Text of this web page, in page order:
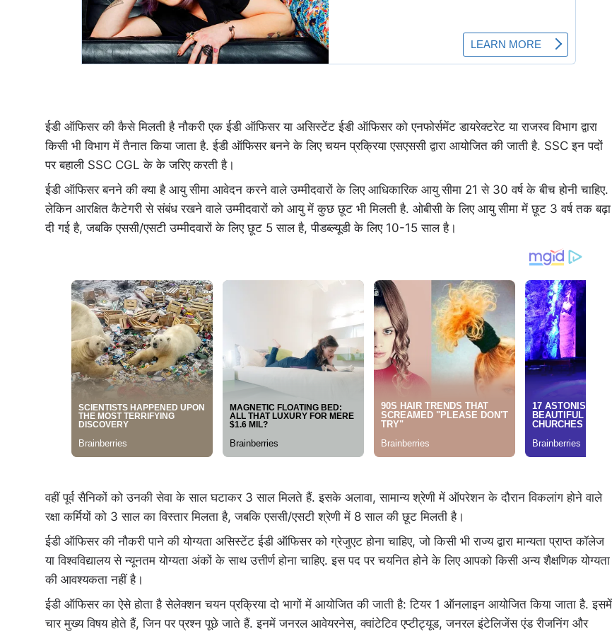
ईडी ऑफिसर की कैसे मिलती है नौकरी एक ईडी ऑफिसर या असिस्टेंट ईडी ऑफिसर को एनफोर्समेंट डायरेक्टरेट या राजस्व विभाग द्वारा
किसी भी विभाग में तैनात किया जाता है. ईडी ऑफिसर बनने के लिए चयन प्रक्रिया एसएससी द्वारा आयोजित की जाती है. SSC इन पदों
पर बहाली SSC CGL के के जरिए करती है।
ईडी ऑफिसर बनने की क्या है आयु सीमा आवेदन करने वाले उम्मीदवारों के लिए आधिकारिक आयु सीमा 21 से 30 वर्ष के बीच होनी चाहिए.
लेकिन आरक्षित कैटेगरी से संबंध रखने वाले उम्मीदवारों को आयु में कुछ छूट भी मिलती है. ओबीसी के लिए आयु सीमा में छूट 3 वर्ष तक बढ़ा
दी गई है, जबकि एससी/एसटी उम्मीदवारों के लिए छूट 5 साल है, पीडब्ल्यूडी के लिए 10-15 साल है।
वहीं पूर्व सैनिकों को उनकी सेवा के साल घटाकर 3 साल मिलते हैं. इसके अलावा, सामान्य श्रेणी में ऑपरेशन के दौरान विकलांग होने वाले
रक्षा कर्मियों को 3 साल का विस्तार मिलता है, जबकि एससी/एसटी श्रेणी में 8 साल की छूट मिलती है।
ईडी ऑफिसर की नौकरी पाने की योग्यता असिस्टेंट ईडी ऑफिसर को ग्रेजुएट होना चाहिए, जो किसी भी राज्य द्वारा मान्यता प्राप्त कॉलेज
या विश्वविद्यालय से न्यूनतम योग्यता अंकों के साथ उत्तीर्ण होना चाहिए. इस पद पर चयनित होने के लिए आपको किसी अन्य शैक्षणिक योग्यता
की आवश्यकता नहीं है।
ईडी ऑफिसर का ऐसे होता है सेलेक्शन चयन प्रक्रिया दो भागों में आयोजित की जाती है: टियर 1 ऑनलाइन आयोजित किया जाता है. इसमें
चार मुख्य विषय होते हैं, जिन पर प्रश्न पूछे जाते हैं. इनमें जनरल आवेयरनेस, क्वांटेटिव एप्टीट्यूड, जनरल इंटेलिजेंस एंड रीजनिंग और